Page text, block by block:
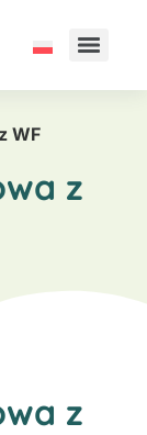
WF
z
z